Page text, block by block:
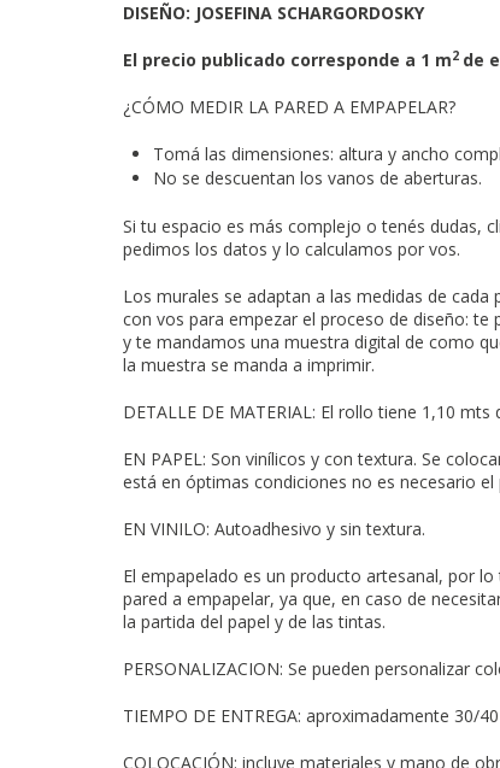
DISEÑO: JOSEFINA SCHARGORDOSKY
El precio publicado corresponde a 1 m2 de
¿CÓMO MEDIR LA PARED A EMPAPELAR?
Tomá las dimensiones: altura y ancho
No se descuentan los vanos de aberturas.
Si tu espacio es más complejo o tenés dudas,
pedimos los datos y lo calculamos por vos.
Los murales se adaptan a las medidas de
con vos para empezar el proceso de diseño:
y te mandamos una muestra digital de como
la muestra se manda a imprimir.
DETALLE DE MATERIAL: El rollo tiene 1,10
EN PAPEL: Son vinílicos y con textura. Se
está en óptimas condiciones no es necesario el
EN VINILO: Autoadhesivo y sin textura.
El empapelado es un producto artesanal, por
pared a empapelar, ya que, en caso de
la partida del papel y de las tintas.
PERSONALIZACION: Se pueden personalizar
TIEMPO DE ENTREGA: aproximadamente 30/
COLOCACIÓN: incluye materiales y mano de